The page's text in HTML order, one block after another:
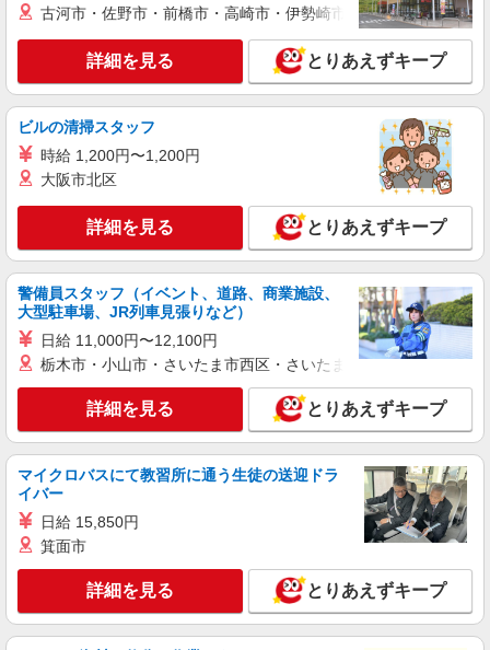
派遣社員
冷凍食品の入出庫／要資格（日勤）
時給1500円 ※交通費全額支給（規定あり）
【月収例】27.0万円（21日勤務＋残業10h）
キープ 詳細を見る
パーソルファクトリーパートナーズ株式会社
冷蔵倉庫の入出荷・運搬／要資格（日勤）
時給1500円 ※交通費全額支給（規定あり）
【月収例】27.0万円（21日勤務＋残業10h）
福岡県福岡市東区香椎浜ふ頭
キープ 詳細を見る
派遣社員
株式会社日本ワークプレイス/Fukuoka055
【福岡県福岡市東区】＜ケーブルのカット・巻
取・梱包・運搬＞/時給1430円/日勤/土日休み/
福岡県福岡市東区多の津 車・バイク・自転車
通勤可（無料駐車場有） 面接地について：福岡県
内・現地近郊で出張面接致します。 お気軽にご相
談・お問い合わせ下さい。
キープ 詳細を見る
古河市・佐野市・前橋市・高崎市・伊勢崎市・太田市・館林市
詳細を見る とりあえずキープ
ビルの清掃スタッフ
時給 1,200円〜1,200円
大阪市北区
詳細を見る とりあえずキープ
警備員スタッフ（イベント、道路、商業施設、
大型駐車場、JR列車見張りなど）
日給 11,000円〜12,100円
栃木市・小山市・さいたま市西区・さいたま市岩槻区・久喜市・
詳細を見る とりあえずキープ
マイクロバスにて教習所に通う生徒の送迎ドラ
イバー
日給 15,850円
箕面市
詳細を見る とりあえずキープ